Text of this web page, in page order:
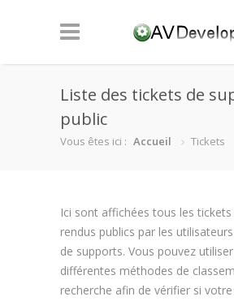
Liste des tickets de
public
Vous êtes ici : Accueil Tickets
Ici sont affichées tous les
rendus publics par les
de supports. Vous pouvez
différentes méthodes de
recherche afin de vérifier si